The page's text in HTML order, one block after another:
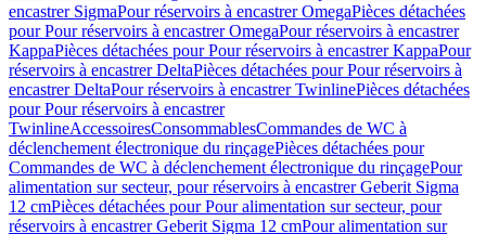
encastrer SigmaPour réservoirs à encastrer OmegaPièces détachées
pour Pour réservoirs à encastrer OmegaPour réservoirs à encastrer
KappaPièces détachées pour Pour réservoirs à encastrer KappaPour
réservoirs à encastrer DeltaPièces détachées pour Pour réservoirs à
encastrer DeltaPour réservoirs à encastrer TwinlinePièces détachées
pour Pour réservoirs à encastrer
TwinlineAccessoiresConsommablesCommandes de WC à
déclenchement électronique du rinçagePièces détachées pour
Commandes de WC à déclenchement électronique du rinçagePour
alimentation sur secteur, pour réservoirs à encastrer Geberit Sigma
12 cmPièces détachées pour Pour alimentation sur secteur, pour
réservoirs à encastrer Geberit Sigma 12 cmPour alimentation sur